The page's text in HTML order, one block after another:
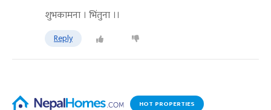
शुभकामना । भिंतुना ।।
Reply
HOT PROPERTIES